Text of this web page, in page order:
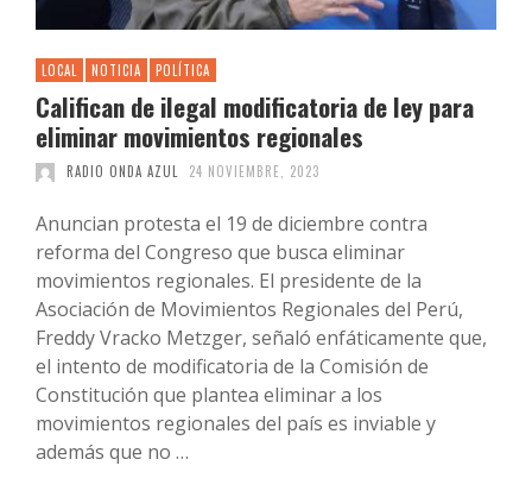
LOCAL NOTICIA POLÍTICA
Califican de ilegal modificatoria de ley para
eliminar movimientos regionales
RADIO ONDA AZUL 24 NOVIEMBRE, 2023
Anuncian protesta el 19 de diciembre contra
reforma del Congreso que busca eliminar
movimientos regionales. El presidente de la
Asociación de Movimientos Regionales del Perú,
Freddy Vracko Metzger, señaló enfáticamente que,
el intento de modificatoria de la Comisión de
Constitución que plantea eliminar a los
movimientos regionales del país es inviable y
además que no …